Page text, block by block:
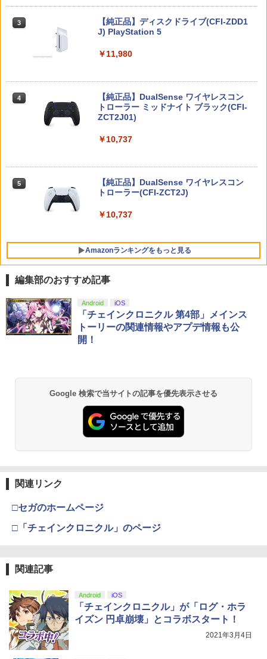
ソンP5倍&レビュー特典】 10時間連続使
能 6 軸ジャイロセンサー搭載 600mAh 3
階段振動 usb有線接続 高精度ボタンKU
RASHIKAN
Switch2 保護フィルム スイッチ2 保護フ
ィルム switch2 フィルム Switch2 ガラ
スフィルム スイッチ2 フィルム ガイド
アクセサリー Nintendo Switch2 ケース
可 透明 ブルーライト カット 99％ FIRM
￥1,000
5
（ダウンロード版）※4,800ポイントま
でご利用可 ■
【中古】PS5DAEMON X MACHINA
[メール便OK]【新品】【PS5】零 〜紅い
【中古】[PS5] オクトパストラベラーII
￥4,180
￥350
【中古】不思議のダンジョン 風来のシレ
ンDS
￥1,078
ックス 【Nintendo Switch】【アリオ倉
￥4,500
￥4,678
￥5,371
【オリジナル トトロの手ぬぐい特典付】
￥5,980
3 Nintendo Switch 2(日本語・国内専用)
4
ニンテンドープリペイド番号 9000円|オ
ンラインコード版
ンラインコード版
3
【純正品】ディスクドライブ(CFI-ZDD1
J) PlayStation 5
￥11,980
4
【純正品】DualSense ワイヤレスコン
トローラー ミッドナイト ブラック(CFI-
ZCT2J01)
￥10,737
5
【純正品】DualSense ワイヤレスコン
トローラー(CFI-ZCT2J)
￥10,737
Amazonランキングをもっと見る
1
【純正品】Xbox ワイヤレス コントロー
ラー + USB-C® ケーブル
2
【純正品】Xbox ワイヤレス コントロー
ラー (ロボット ホワイト)
￥7,681
【純正品】Xbox ワイヤレス コントロー
4
【純正品】Xbox 充電式バッテリー + US
5
【国内正規品】Thrustmaster スラスト
マスター TH8S シフター - PC、PS4、P
S5、PS5 Pro、Xbox One、Xbox Serie
1
劇場版「鬼滅の刃」無限城編 第一章 猗
窩座再来 通常版 [Blu-ray]
劇場版「鬼滅の刃」無限城編 第一章 猗
窩座再来 通常版 [DVD]
￥3,523
(オリジナル特典:オリジナル巾着＋メー
カー特典:【坤と離】二振りの剣、十翼よ
り来たる！スタジオ描き下ろしイラスト
ボード付) [Blu-ray]
4
劇場版「鬼滅の刃」無限城編 第一章 猗
窩座再来 完全生産限定版 [Blu-ray]
編集部のおすすめ記事
Android iOS
「チェインクロニクル 第4部」メインス
トーリーの関連情報やアプデ情報も公
開！
Google 検索で当サイトの記事を優先表示させる
関連リンク
□セガのホームページ
□「チェインクロニクル」のページ
関連記事
Android iOS
「チェインクロニクル」が「ログ・ホラ
イズン 円卓崩壊」とコラボスタート！
2021年3月4日